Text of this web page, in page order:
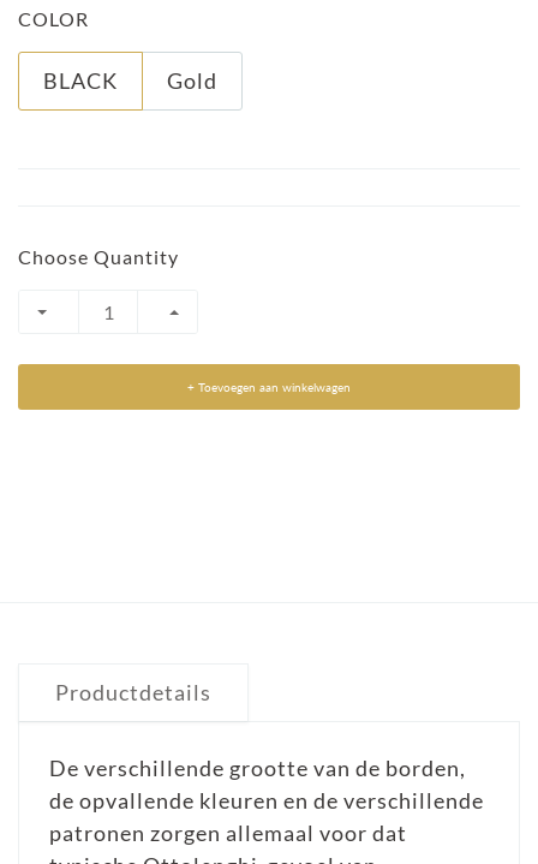
COLOR
BLACK Gold
Choose Quantity
+ Toevoegen aan winkelwagen
Productdetails
De verschillende grootte van de borden,
de opvallende kleuren en de verschillende
patronen zorgen allemaal voor dat